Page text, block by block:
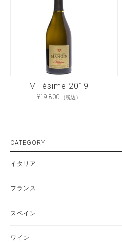
Millésime 2019
¥19,800 （税込）
CATEGORY
イタリア
フランス
スペイン
ワイン